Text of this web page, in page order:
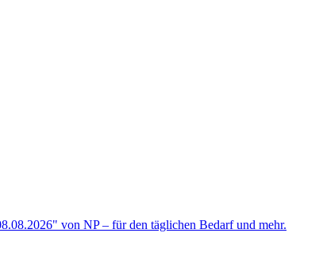
von NP – für den täglichen Bedarf und mehr.